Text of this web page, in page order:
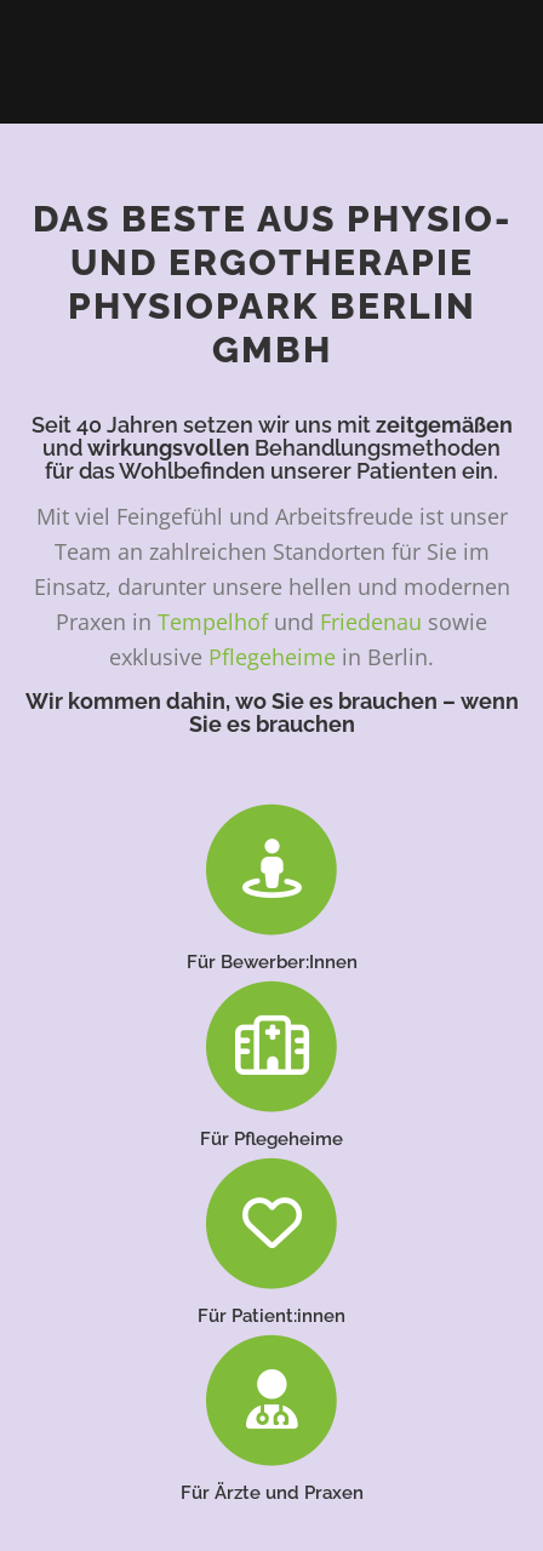
DAS BESTE AUS PHYSIO-
UND ERGOTHERAPIE
PHYSIOPARK BERLIN
GMBH
Seit 40 Jahren setzen wir uns mit zeitgemäßen
und wirkungsvollen Behandlungsmethoden
für das Wohlbefinden unserer Patienten ein.
Mit viel Feingefühl und Arbeitsfreude ist unser
Team an zahlreichen Standorten für Sie im
Einsatz, darunter unsere hellen und modernen
Praxen in Tempelhofund Friedenau sowie
exklusive Pflegeheime in Berlin.
Wir kommen dahin, wo Sie es brauchen – wenn
Sie es brauchen
Für Bewerber:Innen
Für Pflegeheime
Für Patient:innen
Für Ärzte und Praxen